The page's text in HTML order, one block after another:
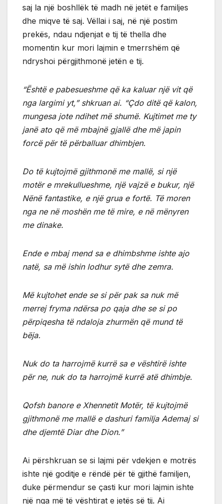
saj la një boshllëk të madh në jetët e familjes
dhe miqve të saj. Vëllai i saj, në një postim
prekës, ndau ndjenjat e tij të thella dhe
momentin kur mori lajmin e tmerrshëm që
ndryshoi përgjithmonë jetën e tij.
“Është e pabesueshme që ka kaluar një vit që
nga largimi yt,” shkruan ai. “Çdo ditë që kalon,
mungesa jote ndihet më shumë. Kujtimet me ty
janë ato që më mbajnë gjallë dhe më japin
forcë për të përballuar dhimbjen.
Do të kujtojmë gjithmonë me mallë, si një
motër e mrekullueshme, një vajzë e bukur, një
Nënë fantastike, e një grua e fortë. Të moren
nga ne në moshën me të mire, e në mënyren
me dinake.
Ende e mbaj mend sa e dhimbshme ishte ajo
natë, sa më ishin lodhur sytë dhe zemra.
Më kujtohet ende se si për pak sa nuk më
merrej fryma ndërsa po qaja dhe se si po
përpiqesha të ndaloja zhurmën që mund të
bëja.
Nuk do ta harrojmë kurrë sa e vështirë ishte
për ne, nuk do ta harrojmë kurrë atë dhimbje.
Qofsh banore e Xhennetit Motër, të kujtojmë
gjithmonë me mallë e dashuri familja Ademaj si
dhe djemtë Diar dhe Dion.”
Ai përshkruan se si lajmi për vdekjen e motrës
ishte një goditje e rëndë për të gjithë familjen,
duke përmendur se çasti kur mori lajmin ishte
një nga më të vështirat e jetës së tij. Ai